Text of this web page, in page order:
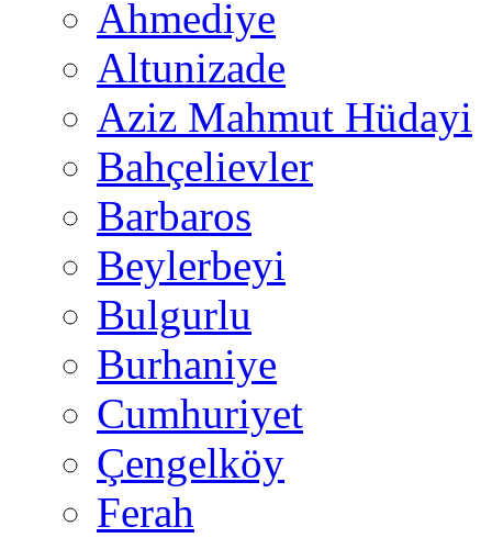
Ahmediye
Altunizade
Aziz Mahmut Hüdayi
Bahçelievler
Barbaros
Beylerbeyi
Bulgurlu
Burhaniye
Cumhuriyet
Çengelköy
Ferah